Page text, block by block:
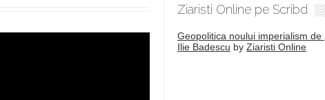
Ziaristi Online pe Scribd
Geopolitica noului imperialism de
Ilie Badescu by Ziaristi Online